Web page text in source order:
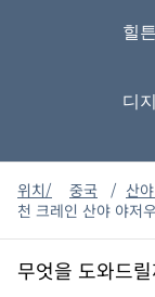
힐
디
위치/ 중국 / 산
천 크레인 산야 야저
무엇을 도와드